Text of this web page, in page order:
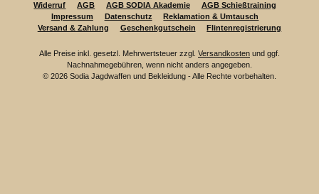
Widerruf AGB AGB SODIA Akademie
AGB Schießtraining
Impressum
Datenschutz
Reklamation & Umtausch
Versand & Zahlung
Geschenkgutschein Flintenregistrierung
Alle Preise inkl. gesetzl. Mehrwertsteuer zzgl. Versandkosten und ggf.
Nachnahmegebühren, wenn nicht anders angegeben.
© 2026 Sodia Jagdwaffen und Bekleidung - Alle Rechte vorbehalten.